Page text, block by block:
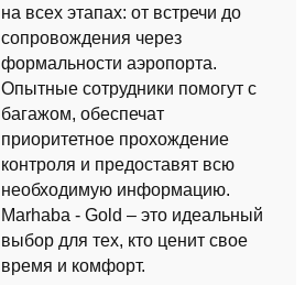
на всех этапах: от встречи до
сопровождения через
формальности аэропорта.
Опытные сотрудники помогут с
багажом, обеспечат
приоритетное прохождение
контроля и предоставят всю
необходимую информацию.
Marhaba - Gold – это идеальный
выбор для тех, кто ценит свое
время и комфорт.